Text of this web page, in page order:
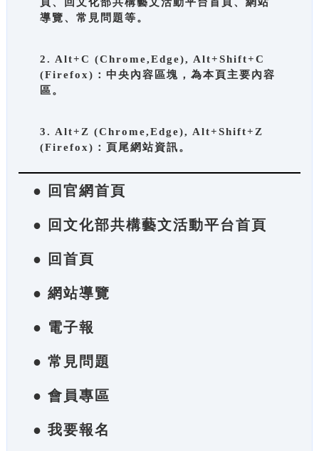
導覽、常見問題等。
2. Alt+C (Chrome,Edge), Alt+Shift+C
(Firefox)：中央內容區塊，為本頁主要內容
區。
3. Alt+Z (Chrome,Edge), Alt+Shift+Z
(Firefox)：頁尾網站資訊。
● 回官網首頁
● 回文化部共構藝文活動平台首頁
● 回首頁
● 網站導覽
● 電子報
● 常見問題
● 會員專區
● 我要報名